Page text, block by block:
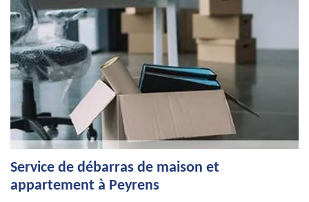
Service de débarras de maison et
appartement à Peyrens